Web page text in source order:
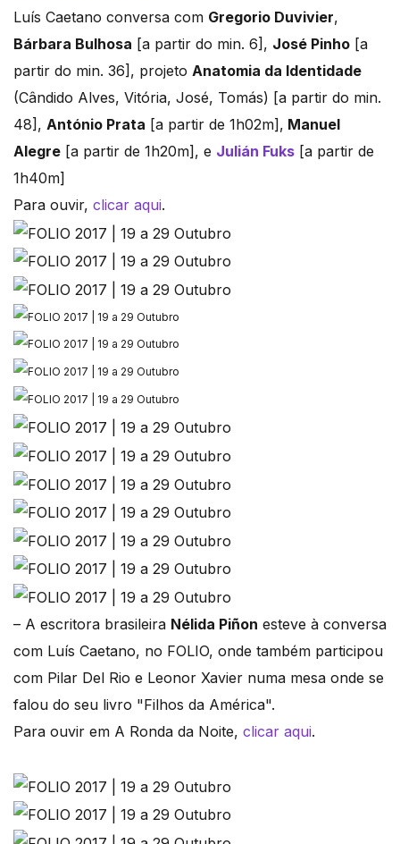
Luís Caetano conversa com Gregorio Duvivier,
Bárbara Bulhosa [a partir do min. 6], José Pinho [a
partir do min. 36], projeto Anatomia da Identidade
(Cândido Alves, Vitória, José, Tomás) [a partir do min.
48], António Prata [a partir de 1h02m], Manuel
Alegre [a partir de 1h20m], e Julián Fuks [a partir de
1h40m]
Para ouvir, clicar aqui.
– A escritora brasileira Nélida Piñon esteve à conversa
com Luís Caetano, no FOLIO, onde também participou
com Pilar Del Rio e Leonor Xavier numa mesa onde se
falou do seu livro "Filhos da América".
Para ouvir em A Ronda da Noite, clicar aqui.